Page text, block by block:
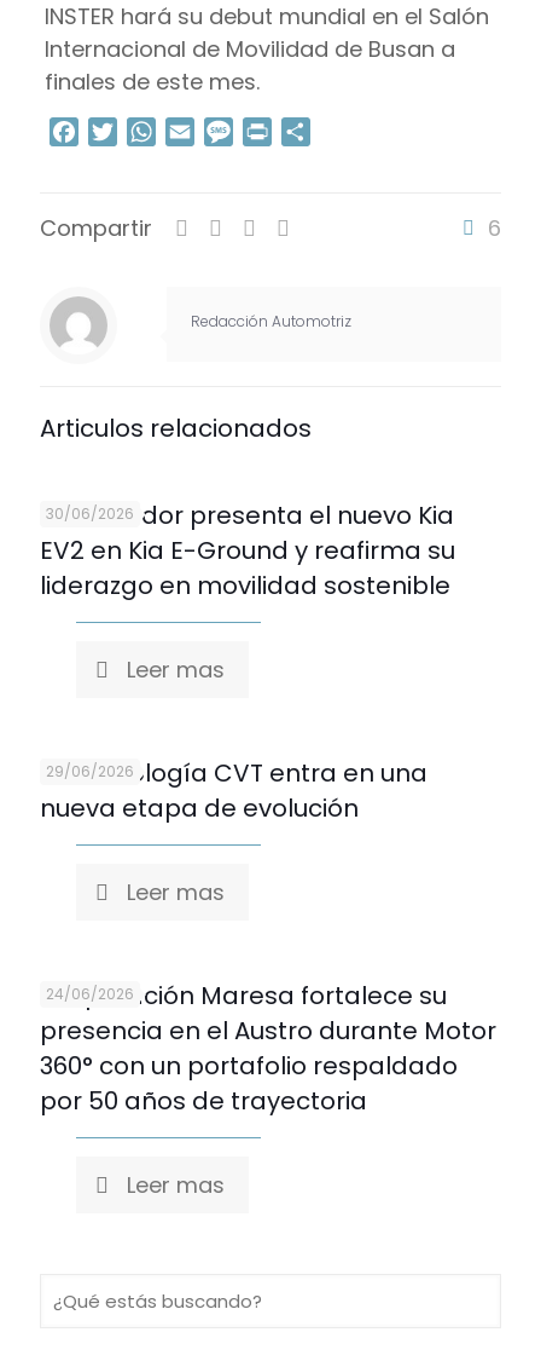
INSTER hará su debut mundial en el Salón
Internacional de Movilidad de Busan a
finales de este mes.
Facebook
TwitterWhatsApp
Email Message
Print
Compartir 6
Redacción Automotriz
Articulos relacionados
30/06/2026
Kia Ecuador presenta el nuevo Kia
EV2 en Kia E-Ground y reafirma su
liderazgo en movilidad sostenible
Leer mas
29/06/2026
La tecnología CVT entra en una
nueva etapa de evolución
Leer mas
24/06/2026
Corporación Maresa fortalece su
presencia en el Austro durante Motor
360° con un portafolio respaldado
por 50 años de trayectoria
Leer mas